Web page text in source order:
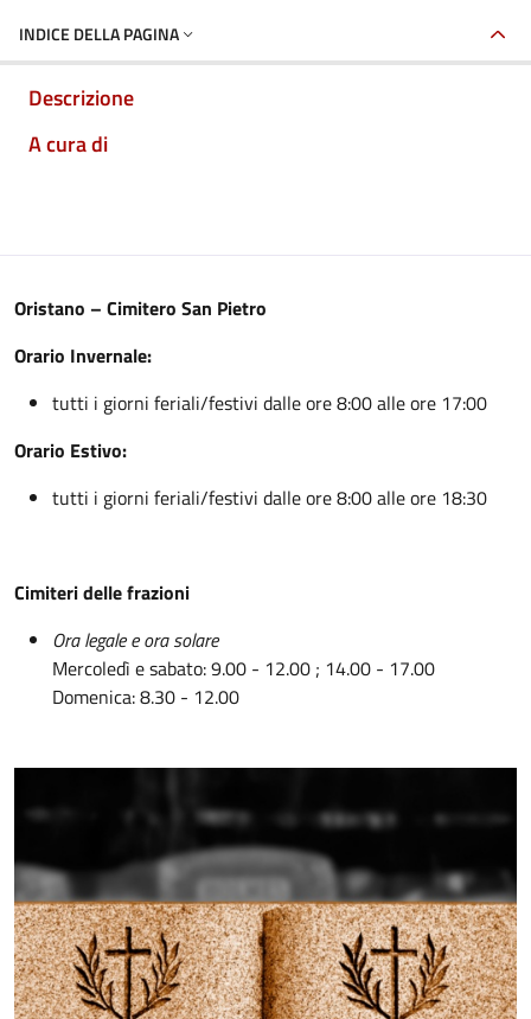
INDICE DELLA PAGINA
Descrizione
A cura di
Oristano – Cimitero San Pietro
Orario Invernale:
tutti i giorni feriali/festivi dalle ore 8:00 alle ore 17:00
Orario Estivo:
tutti i giorni feriali/festivi dalle ore 8:00 alle ore 18:30
Cimiteri delle frazioni
Ora legale e ora solare
Mercoledì e sabato: 9.00 - 12.00 ; 14.00 - 17.00
Domenica: 8.30 - 12.00